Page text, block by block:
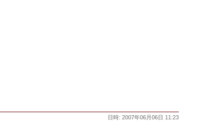
日時: 2007年06月06日 11:23